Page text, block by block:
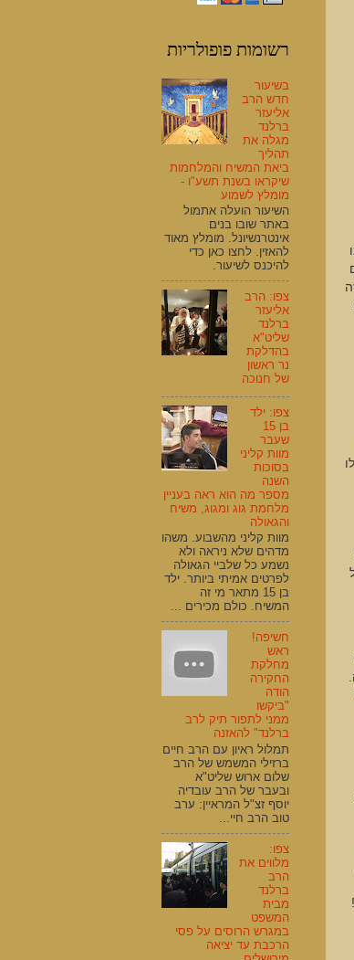
רשומות פופולריות
בשיעור
חדש הרב
אליעזר
ברלנד
מגלה את
תהליך
ביאת המשיח והמלחמות
שיקראו בשנת תשע"ו -
מומלץ לשמוע
השיעור הועלה אתמול
באתר שובו בנים
אינטרנשיונל. מומלץ מאוד
להאזין. לחצו כאן כדי
להיכנס לשיעור.
צפו: הרב
אליעזר
ברלנד
שליט"א
בהדלקת
נר ראשון
של חנוכה
צפו: ילד
בן 15
שעבר
מוות קליני
בסוכות
השנה
מספר מה הוא ראה בעניין
מלחמת גוג ומגוג, משיח
והגאולה
מוות קליני מהשבוע. משהו
מדהים שלא ניראה ולא
נשמע כל שלביי הגאולה
לפרטים אמיתי ביותר. ילד
בן 15 מתאר מי זה
המשיח. כולם מכירים ...
חשיפה!
ראש
מחלקת
החקירה
הודה
"ביקשו
ממני לתפור תיק לרב
ברלנד" להאזנה
תמלול ראיון עם הרב חיים
ברזילי המשמש של הרב
שלום ארוש שליט"א
ובעבר של הרב עובדיה
יוסף זצ"ל המראיין: ערב
טוב הרב חיי...
צפו:
מלווים את
הרב
ברלנד
מבית
המשפט
במגרש הרוסים על פסי
הרכבת עד יציאה